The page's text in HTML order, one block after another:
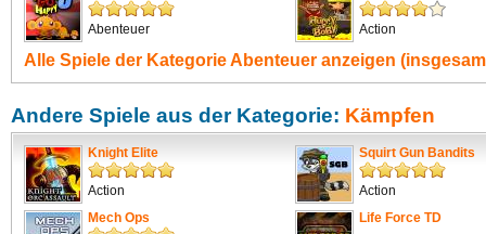
Abenteuer Action
Alle Spiele der KategorieAbenteuer anzeigen
Andere Spiele aus der Kategorie: Kämpfen
Knight Elite
Action
Squirt Gun Bandits
Action
Mech Ops
Life Force TD